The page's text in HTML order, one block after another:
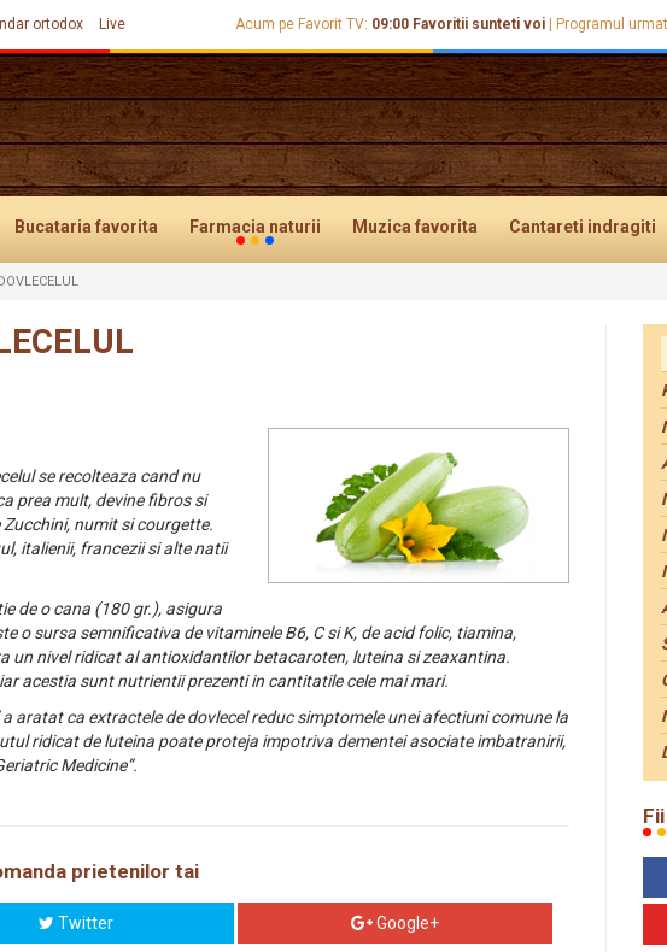
ortodox Live Acum pe Favorit TV: 09:00 Favoritii sunteti voi Programul
Bucataria favorita Farmacia naturii Muzica favorita Cantareti indragiti
se recolteaza cand nu
prea mult, devine fibros si
numit si courgette.
italienii, francezii si alte natii
de o cana (180 gr.), asigura
o sursa semnificativa de vitaminele B6, C si K, de acid folic, tiamina,
un nivel ridicat al antioxidantilor betacaroten, luteina si zeaxantina.
acestia sunt nutrientii prezenti in cantitatile cele mai mari.
ca extractele de dovlecel reduc simptomele unei afectiuni comune la
ridicat de luteina poate proteja impotriva dementei asociate imbatranirii,
Medicine”.
prietenilor tai
Twitter Google+